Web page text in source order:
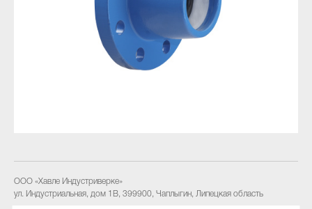
ООО «Хавле Индустриверке»
ул. Индустриальная, дом 1В, 399900, Чаплыгин, Липецкая область